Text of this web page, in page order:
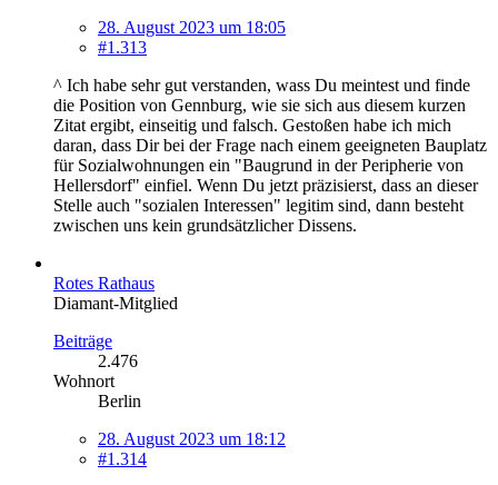
28. August 2023 um 18:05
#1.313
^ Ich habe sehr gut verstanden, wass Du meintest und finde
die Position von Gennburg, wie sie sich aus diesem kurzen
Zitat ergibt, einseitig und falsch. Gestoßen habe ich mich
daran, dass Dir bei der Frage nach einem geeigneten Bauplatz
für Sozialwohnungen ein "Baugrund in der Peripherie von
Hellersdorf" einfiel. Wenn Du jetzt präzisierst, dass an dieser
Stelle auch "sozialen Interessen" legitim sind, dann besteht
zwischen uns kein grundsätzlicher Dissens.
Rotes Rathaus
Diamant-Mitglied
Beiträge
2.476
Wohnort
Berlin
28. August 2023 um 18:12
#1.314